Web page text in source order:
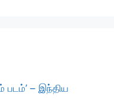
– இந்திய